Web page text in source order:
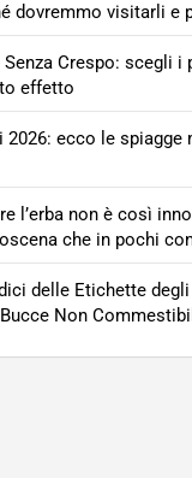
dovremmo visitarli e
Crespo: scegli i
effetto
2026: ecco le spiagge
l’erba non è così
che in pochi
delle Etichette
Non